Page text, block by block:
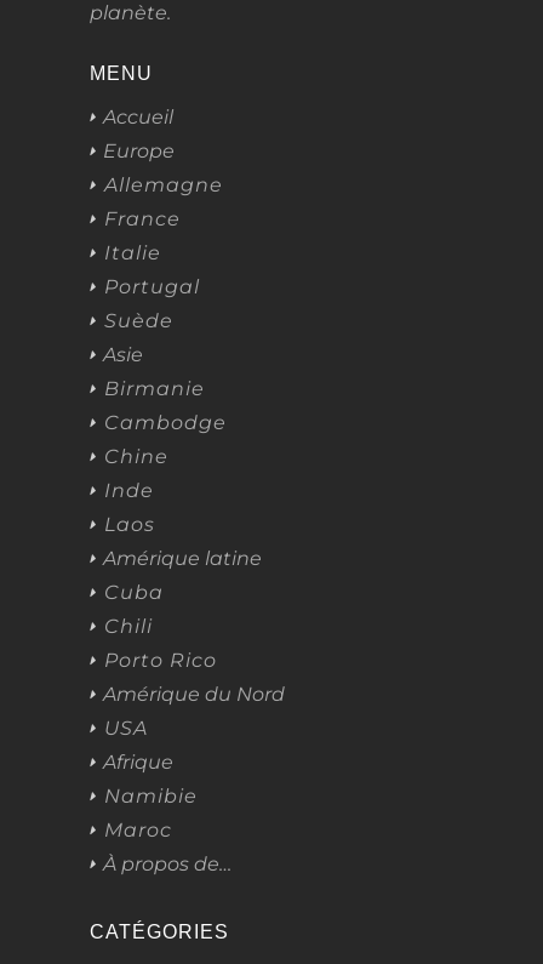
planète.
MENU
Accueil
Europe
Allemagne
France
Italie
Portugal
Suède
Asie
Birmanie
Cambodge
Chine
Inde
Laos
Amérique latine
Cuba
Chili
Porto Rico
Amérique du Nord
USA
Afrique
Namibie
Maroc
À propos de…
CATÉGORIES